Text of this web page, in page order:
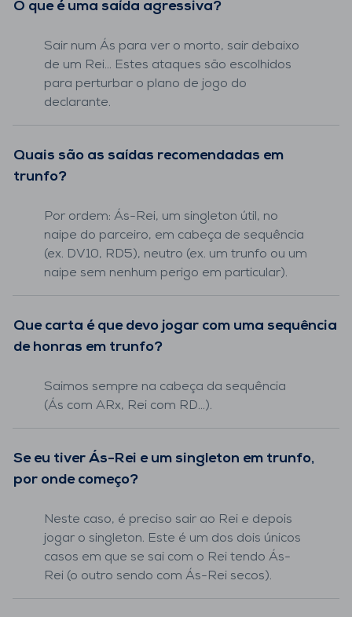
O que é uma saída agressiva?
Sair num Ás para ver o morto, sair debaixo
de um Rei... Estes ataques são escolhidos
para perturbar o plano de jogo do
declarante.
Quais são as saídas recomendadas em
trunfo?
Por ordem: Ás-Rei, um singleton útil, no
naipe do parceiro, em cabeça de sequência
(ex. DV10, RD5), neutro (ex. um trunfo ou um
naipe sem nenhum perigo em particular).
Que carta é que devo jogar com uma sequência
de honras em trunfo?
Saimos sempre na cabeça da sequência
(Ás com ARx, Rei com RD…).
Se eu tiver Ás-Rei e um singleton em trunfo,
por onde começo?
Neste caso, é preciso sair ao Rei e depois
jogar o singleton. Este é um dos dois únicos
casos em que se sai com o Rei tendo Ás-
Rei (o outro sendo com Ás-Rei secos).